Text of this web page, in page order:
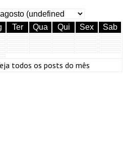
Ter Qua Qui Sex Sab
todos os posts do mês